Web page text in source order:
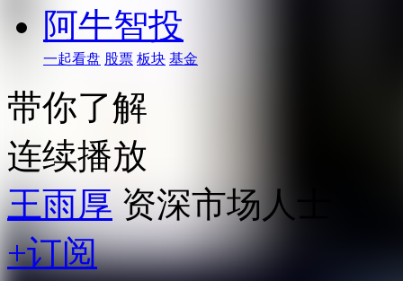
阿牛智投
一起看盘 股票 板块 基金
带你了解
连续播放
王雨厚 资深市场人士
+订阅